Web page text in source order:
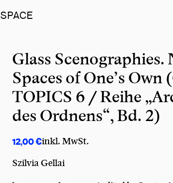
SPACE
Glass Scenographies.
Spaces of One’s Own
TOPICS 6 / Reihe
des Ordnens“, Bd. 2)
12,00€inkl. MwSt.
Szilvia Gellai